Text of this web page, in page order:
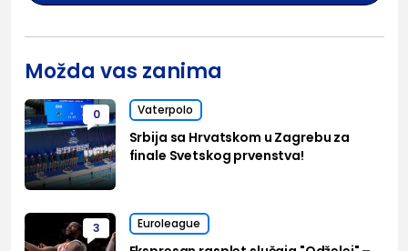
Možda vas zanima
0 Vaterpolo
Srbija sa Hrvatskom u Zagrebu za
finale Svetskog prvenstva!
3 Euroleague